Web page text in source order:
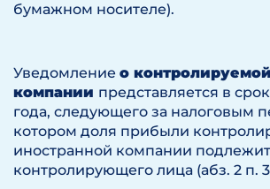
бумажном носителе).
Уведомление о
компании представляется в
года, следующего за налоговым
котором доля прибыли
иностранной компании подлежит
контролирующего лица (абз. 2 п. 3